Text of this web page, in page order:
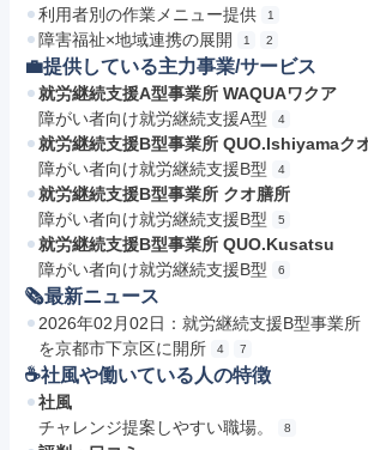
利用者別の作業メニュー提供 1
障害福祉×地域連携の展開 1 2
💼提供している主力事業/サービス
就労継続支援A型事業所 WAQUAワクア
障がい者向け就労継続支援A型
4
就労継続支援B型事業所 QUO.Ishiyamaク
障がい者向け就労継続支援B型
4
就労継続支援B型事業所 クオ膳所
障がい者向け就労継続支援B型
5
就労継続支援B型事業所 QUO.Kusatsu
障がい者向け就労継続支援B型
6
🗞最新ニュース
2026年02月02日：就労継続支援B型事業所
を京都市下京区に開所
4 7
☕️社風や働いている人の特徴
社風
チャレンジ提案しやすい職場。
8